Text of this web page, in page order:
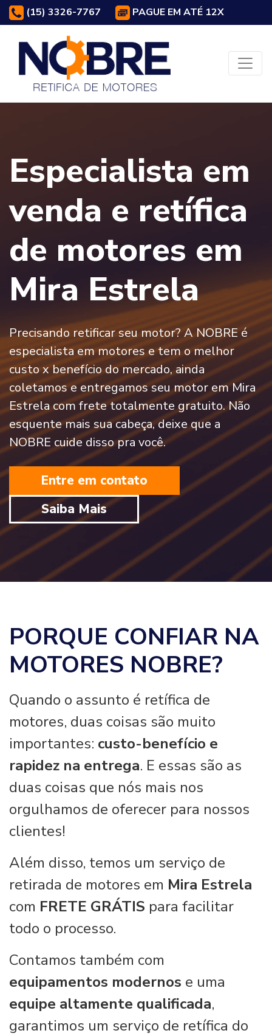
(15) 3326-7767 PAGUE EM ATÉ 12X
Especialista em
venda e retífica
de motores em
Mira Estrela
Precisando retificar seu motor? A NOBRE é
especialista em motores e tem o melhor
custo x benefício do mercado, ainda
coletamos e entregamos seu motor em Mira
Estrela com frete totalmente gratuito. Não
esquente mais sua cabeça, deixe que a
NOBRE cuide disso pra você.
Entre em contato
Saiba Mais
PORQUE CONFIAR NA
MOTORES NOBRE?
Quando o assunto é retífica de
motores, duas coisas são muito
importantes: custo-benefício e
rapidez na entrega. E essas são as
duas coisas que nós mais nos
orgulhamos de oferecer para nossos
clientes!
Além disso, temos um serviço de
retirada de motores em Mira Estrela
com FRETE GRÁTIS para facilitar
todo o processo.
Contamos também com
equipamentos modernos e uma
equipe altamente qualificada,
garantimos um serviço de retífica do